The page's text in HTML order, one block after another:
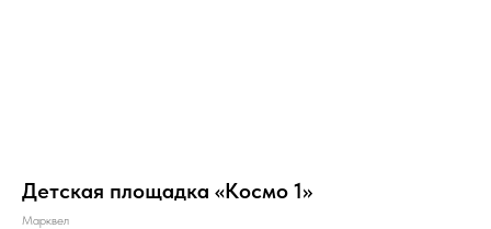
Детская площадка «Космо 1»
Марквел